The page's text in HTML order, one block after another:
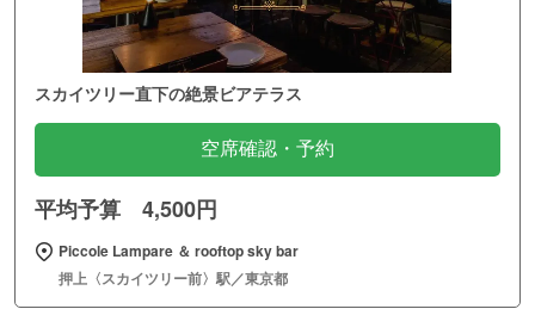
スカイツリー直下の絶景ビアテラス
空席確認・予約
平均予算 4,500円
Piccole Lampare ＆ rooftop sky bar
押上〈スカイツリー前〉駅／東京都